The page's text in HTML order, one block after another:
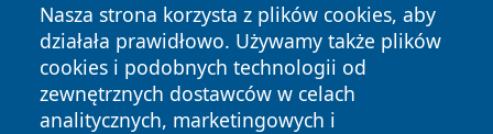
Nasza strona korzysta z plików cookies, aby
działała prawidłowo. Używamy także plików
cookies i podobnych technologii od
zewnętrznych dostawców w celach
analitycznych, marketingowych i
Copyright © 2026 jeleniagoraonline.pl Wszystkie prawa
zastrzeżone.